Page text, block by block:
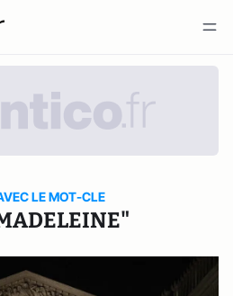
LE MOT-CLE